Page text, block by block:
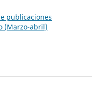
publicaciones
(Marzo-abril)